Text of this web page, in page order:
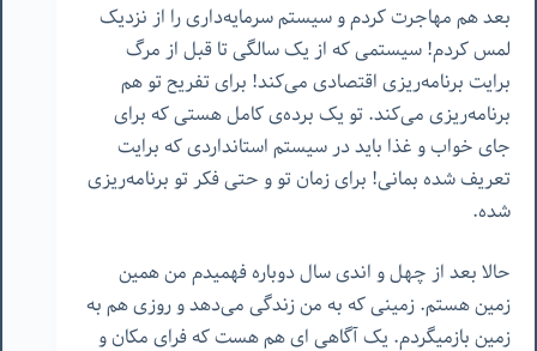
بعد هم مهاجرت کردم و سیستم سرمایه‌داری را از نزدیک
لمس کردم! سیستمی که از یک سالگی تا قبل از مرگ
برایت برنامه‌ریزی اقتصادی می‌کند! برای تفریح تو هم
برنامه‌ریزی می‌کند. تو یک برده‌ی کامل هستی که برای
جای خواب و‌ غذا باید در سیستم استانداردی که برایت
تعریف شده بمانی! برای زمان تو و حتی فکر تو برنامه‌ریزی
شده.
حالا بعد از چهل و اندی سال دوباره فهمیدم من همین
زمین هستم. زمینی که به من زندگی می‌دهد و روزی هم به
زمین بازمیگردم. یک آگاهی ای هم هست که فرای مکان و